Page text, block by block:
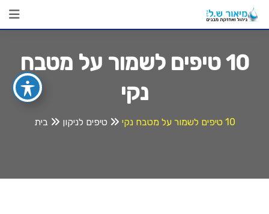
Skip
10 טיפים לשמור על מטבח
נקי
10 טיפים לשמור על מטבח נקי טיפים לניקון בית